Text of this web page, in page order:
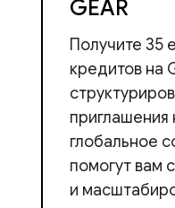
GEAR
Получите 35
кредитов на
приглашения
глобальное
помогут вам
и